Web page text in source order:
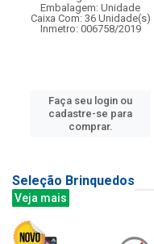
Embalagem: Unidade
Caixa Com: 36 Unidade(s)
Inmetro: 006758/2019
Faça seu login ou
cadastre-se para
comprar.
Seleção Brinquedos
Veja mais